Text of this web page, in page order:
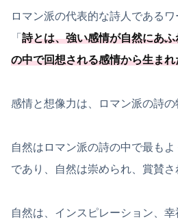
ロマン派の代表的な詩人であるワ
「 詩とは、強い感情が自然にあ
の中で回想される感情から生ま
感情と想像力は、ロマン派の詩の
自然はロマン派の詩の中で最も
であり、自然は崇められ、賞賛さ
自然は、インスピレーション、幸